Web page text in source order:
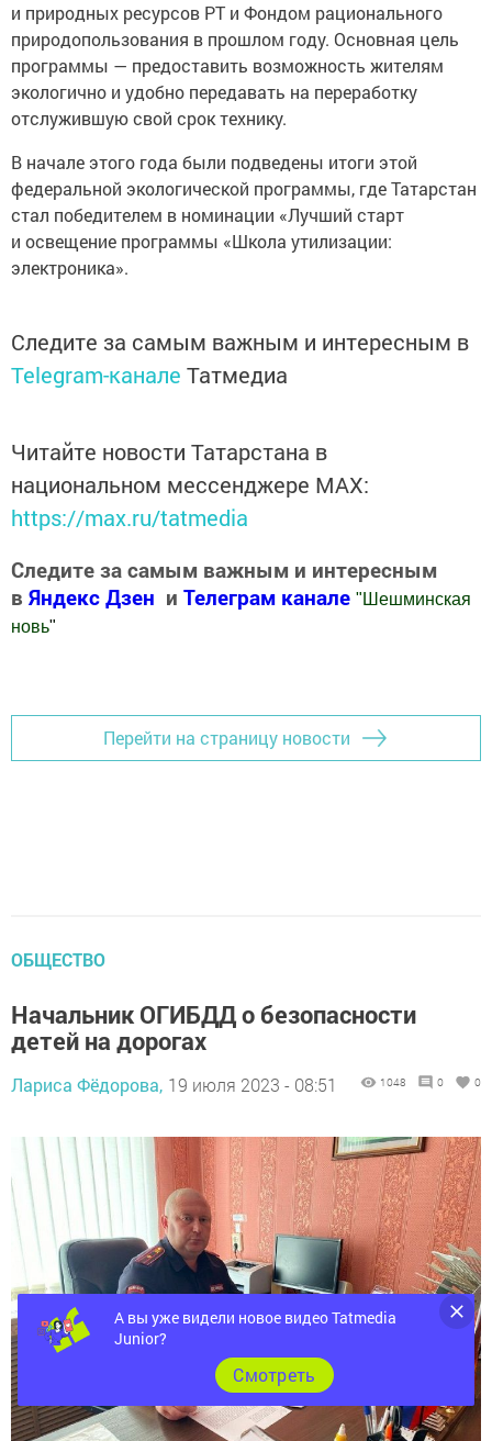
и природных ресурсов РТ и Фондом рационального
природопользования в прошлом году. Основная цель
программы — предоставить возможность жителям
экологично и удобно передавать на переработку
отслужившую свой срок технику.
В начале этого года были подведены итоги этой
федеральной экологической программы, где Татарстан
стал победителем в номинации «Лучший старт
и освещение программы «Школа утилизации:
электроника».
Следите за самым важным и интересным в
Telegram-канале Татмедиа
Читайте новости Татарстана в
национальном мессенджере MАХ:
https://max.ru/tatmedia
Следите за самым важным и интересным
в Яндекс Дзен и Телеграм канале " Шешминская
новь"
Перейти на страницу новости
ОБЩЕСТВО
Начальник ОГИБДД о безопасности
детей на дорогах
Лариса Фёдорова, 19 июля 2023 - 08:51 1048 0 0
А вы уже видели новое видео Tatmedia
Junior?
Cмотреть